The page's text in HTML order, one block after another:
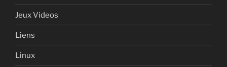
Jeux Videos
Liens
Linux